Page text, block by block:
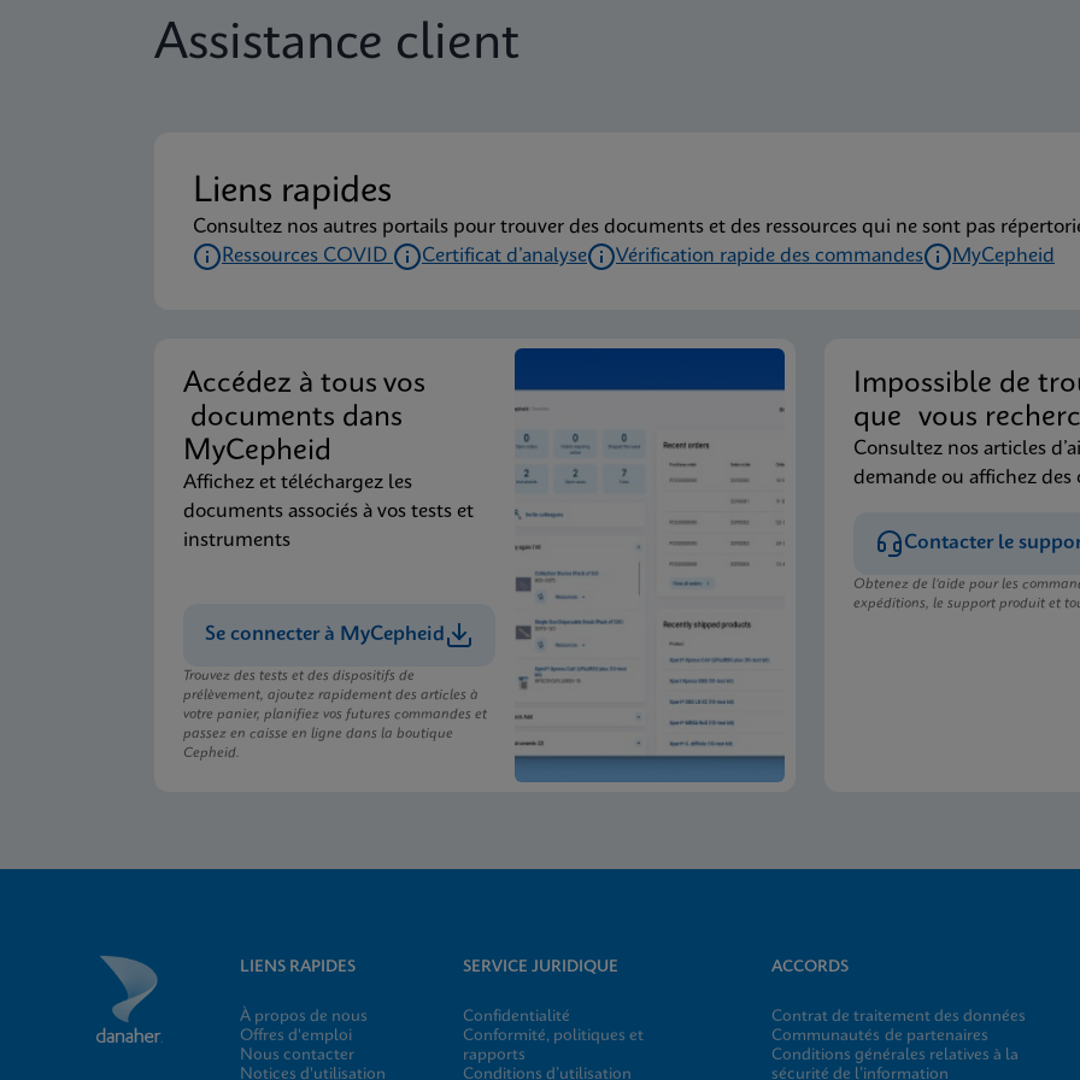
Assistance client
Liens rapides
Consultez nos autres portails pour trouver des documents et des ressources qui ne sont pas
Ressources COVID
Certificat d’analyse Vérification rapide des commandes MyCepheid
Accédez à tous vos
documents dans
MyCepheid
Affichez et téléchargez les
documents associés à vos tests et
instruments
Se connecter à MyCepheid
Trouvez des tests et des dispositifs de
prélèvement, ajoutez rapidement des articles à
votre panier, planifiez vos futures commandes et
passez en caisse en ligne dans la boutique
Cepheid.
Impossible de
que vous
Consultez nos articles
demande ou affichez des
Contacter le
Obtenez de l’aide pour les
expéditions, le support produit et
LIENS RAPIDES
À propos de nous
Offres d'emploi
Nous contacter
Notices d'utilisation
SERVICE JURIDIQUE
Confidentialité
Conformité, politiques et
rapports
Conditions d’utilisation
ACCORDS
Contrat de traitement des données
Communautés de partenaires
Conditions générales relatives à la
sécurité de l’information